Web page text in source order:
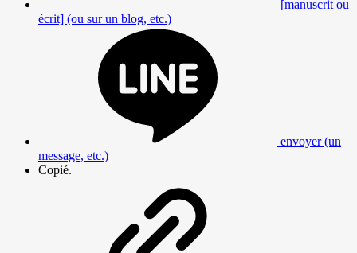
[manuscrit ou
écrit] (ou sur un blog, etc.)
envoyer (un
message, etc.)
Copié.